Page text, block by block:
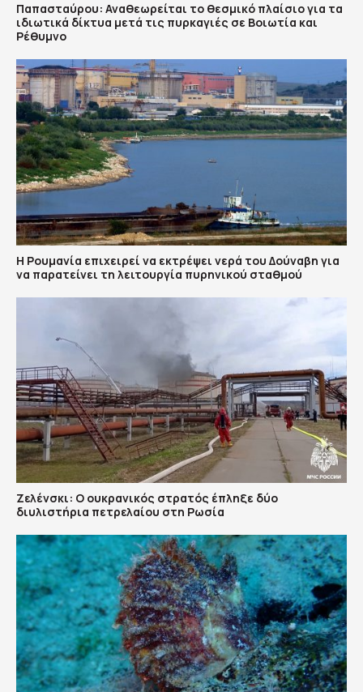
Παπασταύρου: Αναθεωρείται το θεσμικό πλαίσιο για τα
ιδιωτικά δίκτυα μετά τις πυρκαγιές σε Βοιωτία και
Ρέθυμνο
Η Ρουμανία επιχειρεί να εκτρέψει νερά του Δούναβη για
να παρατείνει τη λειτουργία πυρηνικού σταθμού
Ζελένσκι: Ο ουκρανικός στρατός έπληξε δύο
διυλιστήρια πετρελαίου στη Ρωσία